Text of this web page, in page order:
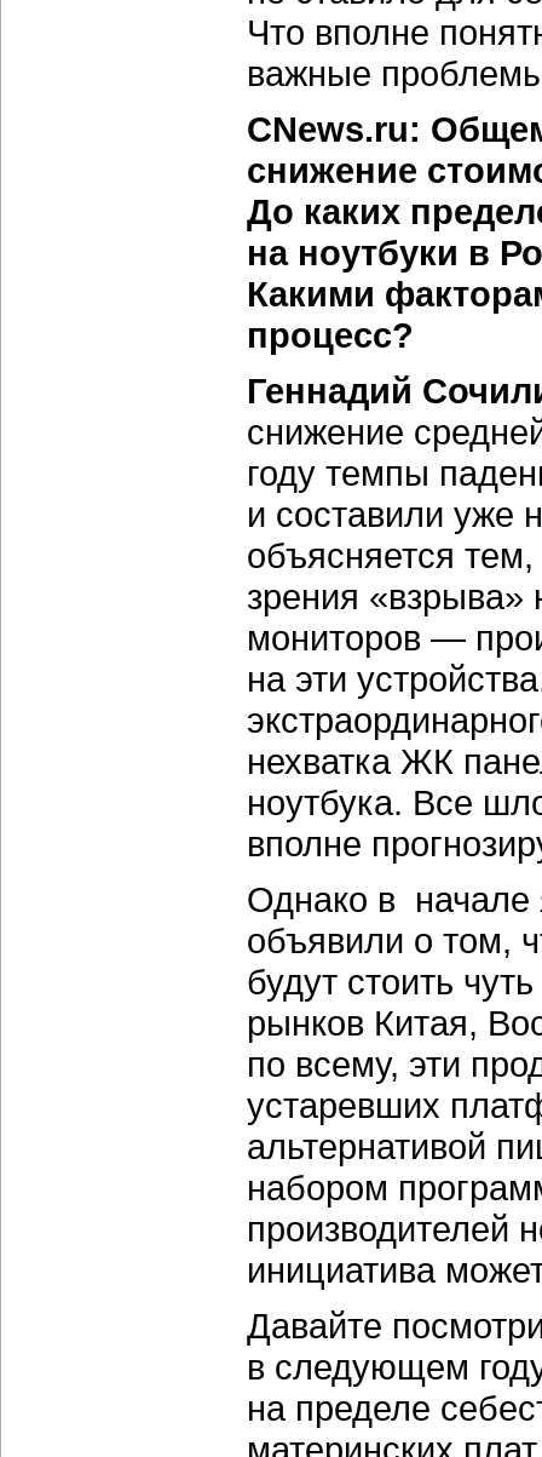
Что вполне
важные
CNews.ru:
снижение
До каких
на ноутбуки в
Какими
процесс?
Геннадий
снижение
году темпы
и составили уже
объясняется
зрения
мониторов —
на эти
нехватка ЖК
ноутбука. Все
вполне
Однако в начале
объявили о том,
будут стоить
рынков Китая,
по всему, эти
устаревших
альтернативой
набором
производителей
инициатива
Давайте
в следующем
на пределе